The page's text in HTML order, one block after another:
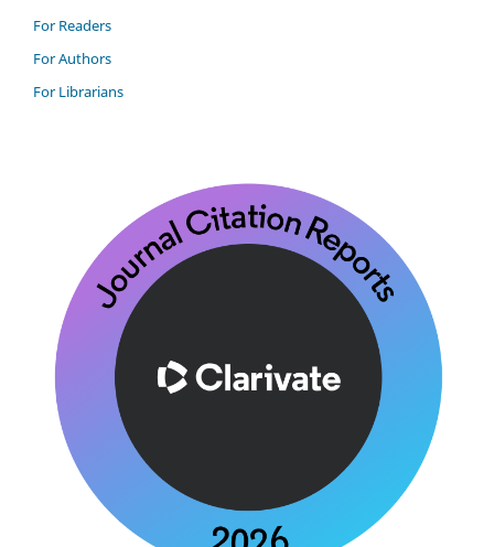
For Readers
For Authors
For Librarians